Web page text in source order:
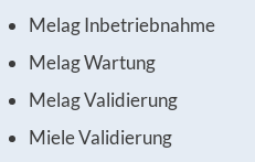
Melag Inbetriebnahme
Melag Wartung
Melag Validierung
Miele Validierung